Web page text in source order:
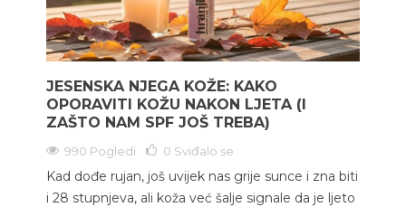
JESENSKA NJEGA KOŽE: KAKO
OPORAVITI KOŽU NAKON LJETA (I
ZAŠTO NAM SPF JOŠ TREBA)
990 Pogledi 0 Sviđalo se
Kad dođe rujan, još uvijek nas grije sunce i zna biti
i 28 stupnjeva, ali koža već šalje signale da je ljeto